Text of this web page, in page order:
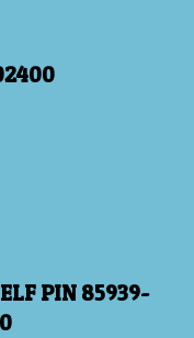
PIN 85939-